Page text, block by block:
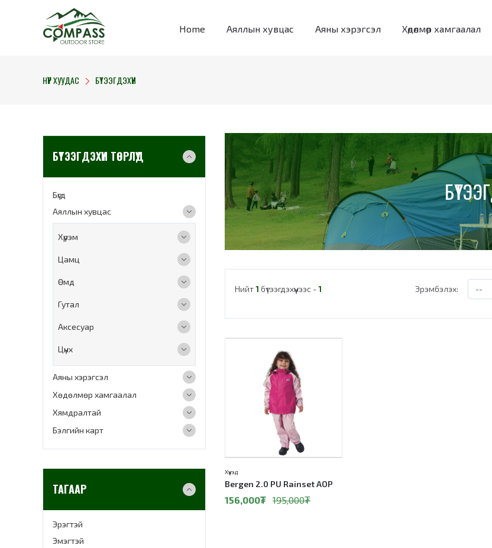
Home Аяллын хувцас Аяны хэрэгсэл Хөдөлмөр хамгаалал
НҮҮР ХУУДАС БҮТЭЭГДЭХҮҮН
БҮТЭЭГДЭХҮҮН ТӨРЛҮҮД
Бүгд
Аяллын хувцас
Хүрэм
Цамц
Өмд
Гутал
Аксесуар
Цүнх
Аяны хэрэгсэл
Хөдөлмөр хамгаалал
Хямдралтай
Бэлгийн карт
ТАГААР
Эрэгтэй
Эмэгтэй
Нийт1 бүтээгдэхүүнээс -1 Эрэмбэлэх:
Bergen 2.0 PU Rainset AOP
Хүүхэд
156,000₮ 195,000₮